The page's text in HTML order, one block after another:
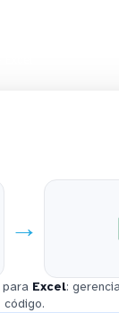
→
para Excel:
código.